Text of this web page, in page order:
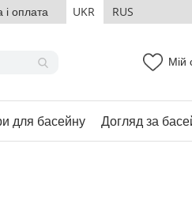
і оплата UKR RUS
Мій
для басейну Догляд за